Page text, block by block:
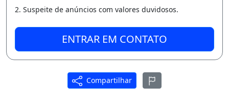
Com duas vagas de garagem cobertas e
guarita 24 horas.
Aluguel R$ 1.500,00 + R$ 665,00 de
condomínio
Ar-condicionado Piscina
Varanda
2. Suspeite de anúncios com valores duvidosos.
ENTRAR EM CONTATO
Compartilhar